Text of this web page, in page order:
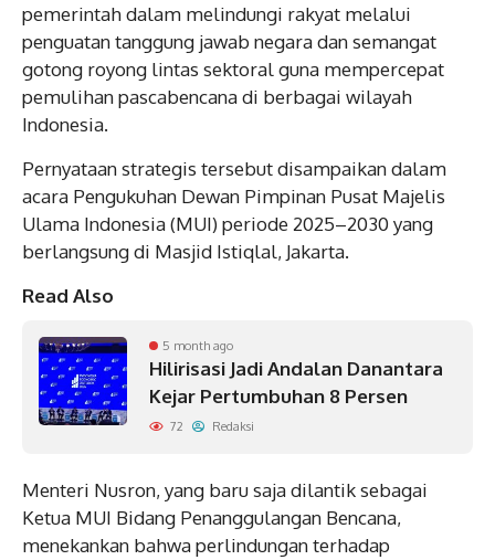
pemerintah dalam melindungi rakyat melalui
penguatan tanggung jawab negara dan semangat
gotong royong lintas sektoral guna mempercepat
pemulihan pascabencana di berbagai wilayah
Indonesia.
Pernyataan strategis tersebut disampaikan dalam
acara Pengukuhan Dewan Pimpinan Pusat Majelis
Ulama Indonesia (MUI) periode 2025–2030 yang
berlangsung di Masjid Istiqlal, Jakarta.
Read Also
5 month ago
Hilirisasi Jadi Andalan Danantara
Kejar Pertumbuhan 8 Persen
72 Redaksi
Menteri Nusron, yang baru saja dilantik sebagai
Ketua MUI Bidang Penanggulangan Bencana,
menekankan bahwa perlindungan terhadap